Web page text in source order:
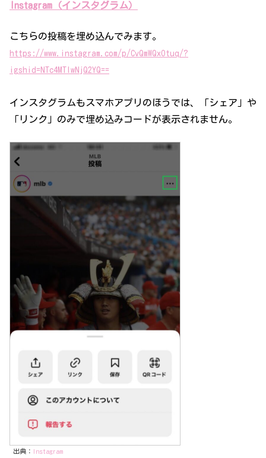
Instagram（インスタグラム）
こちらの投稿を埋め込んでみます。
https://www.instagram.com/p/CvQmWQxOtuq/?
igshid=NTc4MTIwNjQ2YQ==
インスタグラムもスマホアプリのほうでは、「シェア」や
「リンク」のみで埋め込みコードが表示されません。
出典： Instagram